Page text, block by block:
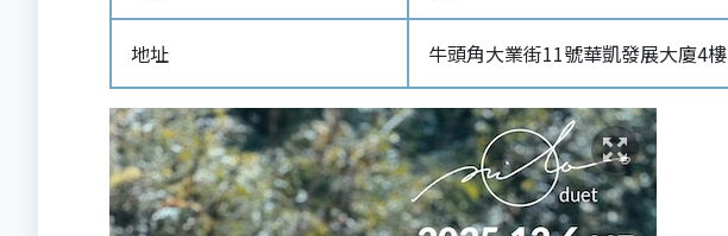
地址 牛頭角大業街11號華凱發展大廈4樓